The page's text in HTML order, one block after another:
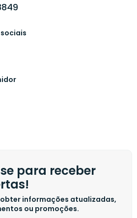
para receber
informações atualizadas,
ou promoções.